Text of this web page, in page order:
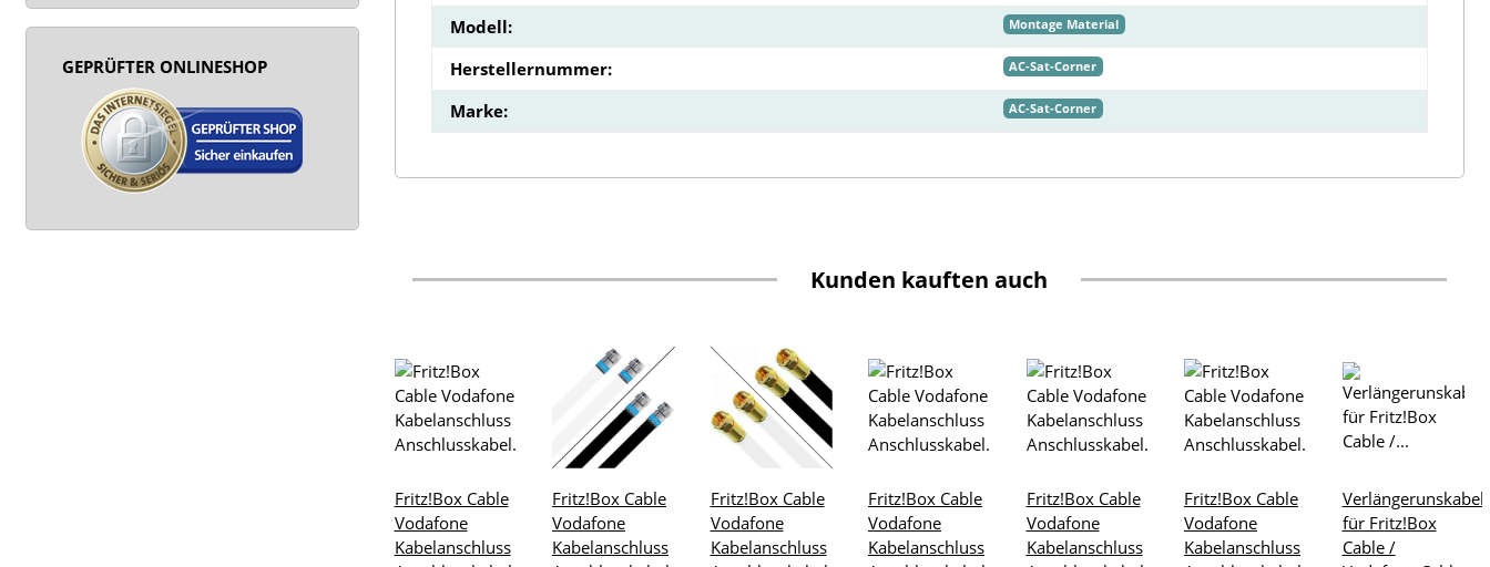
Modell: Montage Material
Herstellernummer: AC-Sat-Corner
Marke: AC-Sat-Corner
Kunden kauften auch
Fritz!Box Cable
Vodafone
Kabelanschluss
Fritz!Box Cable
Vodafone
Kabelanschluss
Fritz!Box Cable
Vodafone
Kabelanschluss
Fritz!Box Cable
Vodafone
Kabelanschluss
Fritz!Box Cable
Vodafone
Kabelanschluss
Fritz!Box Cable
Vodafone
Kabelanschluss
Verlängerunskabel
für Fritz!Box
Cable /
GEPRÜFTER ONLINESHOP